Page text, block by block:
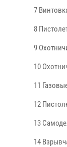
7
8
9
10
11
12
13
14